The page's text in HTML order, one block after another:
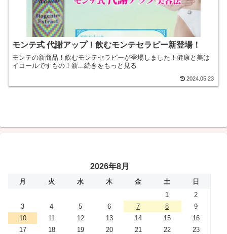
モンテ式 代謝アップ！飲むモンテセラピー新登場！
モンテの新商品！飲むモンテセラピーが登場しました！健康と美は
イコールですもの！新...続きをもっと見る
2024.05.23
2026年8月
月 火 水 木 金 土
日
1
2
3
4 5 6 7 8
9
10
11 12 13 14 15
16
17
18 19 20 21 22
23